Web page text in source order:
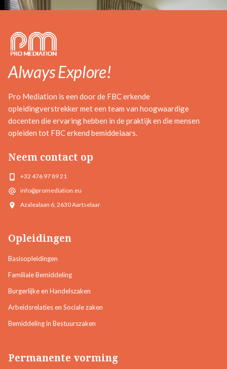
Always Explore!
Pro Mediation is een door de FBC erkende
opleidingverstrekker met een team van hoogwaardige
docenten die ervaring hebben in de praktijk en die mensen
opleiden tot FBC erkend bemiddelaars.
Neem contact op
+32 476 97 89 21
info@promediation.eu
Azalealaan 6, 2630 Aartselaar
Opleidingen
Basisopleidingen
Familiale Bemiddeling
Burgerlijke en Handelszaken
Arbeidsrelaties en Sociale zaken
Bemiddeling in Bestuurszaken
Permanente vorming